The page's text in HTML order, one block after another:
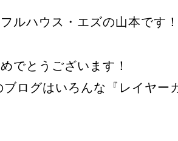
ルハウス・エズの山本です
でとうございます！
ブログはいろんな『レイヤー